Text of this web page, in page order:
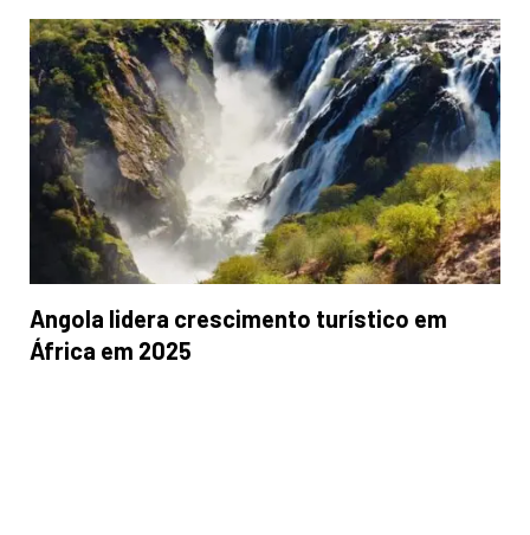
Angola lidera crescimento turístico em
África em 2025